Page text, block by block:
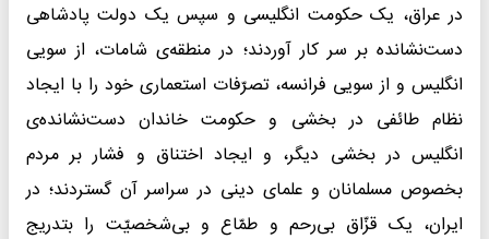
در عراق، یک حکومت انگلیسی و سپس یک دولت پادشاهی
دست‌نشانده بر سر کار آوردند؛ در منطقه‌ی شامات، از سویی
انگلیس و از سویی فرانسه، تصرّفات استعماری خود را با ایجاد
نظام طائفی در بخشی و حکومت خاندان دست‌نشانده‌ی
انگلیس در بخشی دیگر، و ایجاد اختناق و فشار بر مردم
بخصوص مسلمانان و علمای دینی در سراسر آن گستردند؛ در
ایران، یک قزّاق بی‌رحم و طمّاع و بی‌شخصیّت را بتدریج